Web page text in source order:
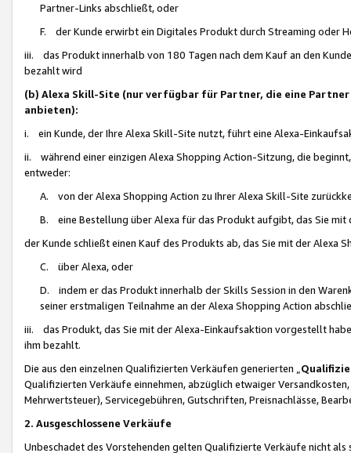
Partner-Links abschließt, oder
F. der Kunde erwirbt ein Digitales Produkt durch Streaming oder
iii. das Produkt innerhalb von 180 Tagen nach dem Kauf an den
bezahlt wird
(b) Alexa Skill-Site (nur verfügbar für Partner, die eine
anbieten):
i. ein Kunde, der Ihre Alexa Skill-Site nutzt, führt eine Alexa-
ii. während einer einzigen Alexa Shopping Action-Sitzung, die
entweder:
A. von der Alexa Shopping Action zu Ihrer Alexa Skill-Site
B. eine Bestellung über Alexa für das Produkt aufgibt, das Sie mit
der Kunde schließt einen Kauf des Produkts ab, das Sie mit der Alexa
C. über Alexa, oder
D. indem er das Produkt innerhalb der Skills Session in den
seiner erstmaligen Teilnahme an der Alexa Shopping Action
iii. das Produkt, das Sie mit der Alexa-Einkaufsaktion vorgestellt
ihm bezahlt.
Die aus den einzelnen Qualifizierten Verkäufen generierten „
Qualifizierten Verkäufe einnehmen, abzüglich etwaiger
Mehrwertsteuer), Servicegebühren, Gutschriften, Preisnachlässe,
2. Ausgeschlossene Verkäufe
Unbeschadet des Vorstehenden gelten Qualifizierte Verkäufe nicht